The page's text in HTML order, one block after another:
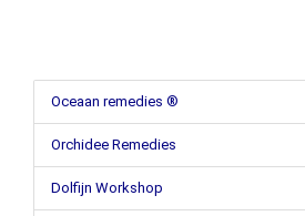
Oceaan remedies ®
Orchidee Remedies
Dolfijn Workshop